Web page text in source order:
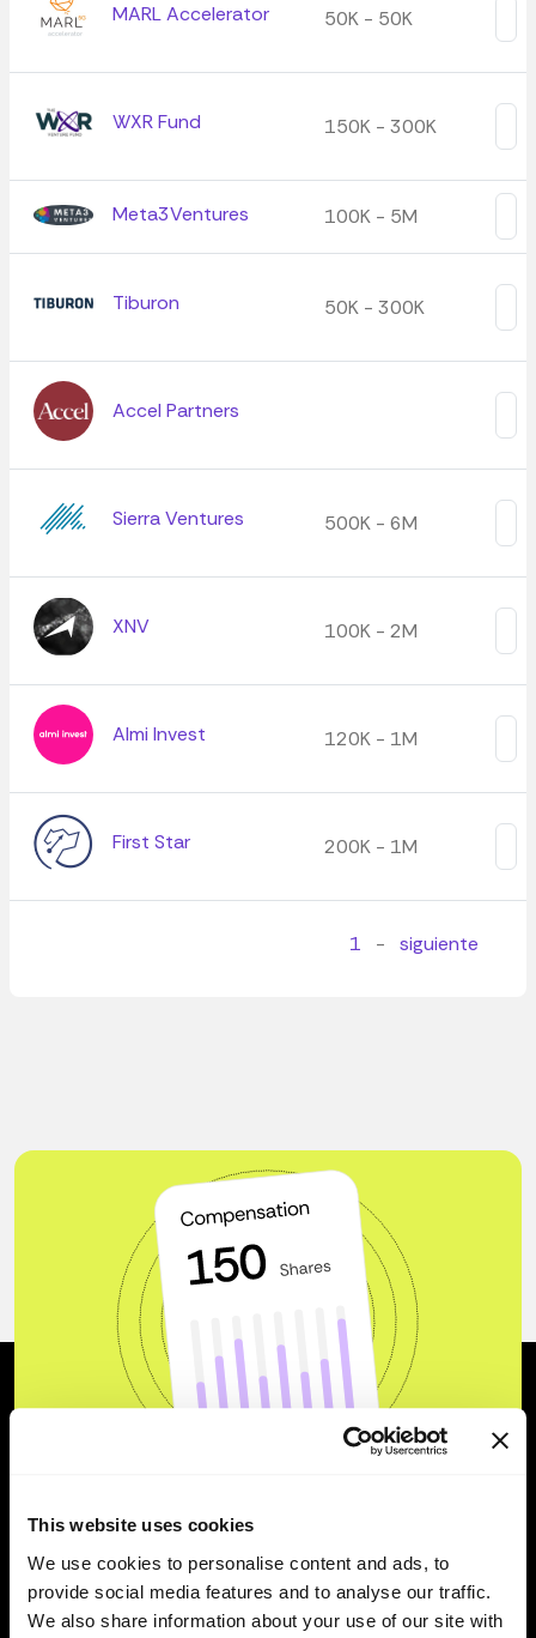
This website uses cookies
We use cookies to personalise content and ads, to
provide social media features and to analyse our traffic.
We also share information about your use of our site with
MARL Accelerator 50K - 50K
WXR Fund 150K - 300K
Meta3Ventures 100K - 5M
Tiburon 50K - 300K
Accel Partners
Sierra Ventures 500K - 6M
XNV 100K - 2M
Almi Invest 120K - 1M
First Star 200K - 1M
1 - siguiente
Libera el verdadero poder
del capital de tu empresa.